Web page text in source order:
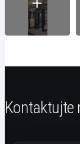
Kontaktujte